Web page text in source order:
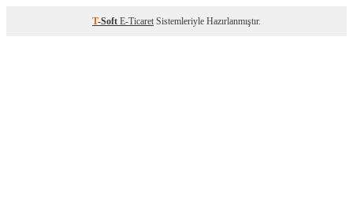
T-Soft E-Ticaret Sistemleriyle Hazırlanmıştır.